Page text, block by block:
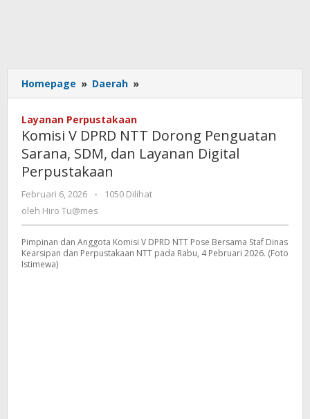
Homepage » Daerah »
V
Dorong
Penguatan
dan
Digital
Perpustakaan
Layanan Perpustakaan
Komisi V DPRD NTT Dorong Penguatan
Sarana, SDM, dan Layanan Digital
Perpustakaan
Februari 6, 2026
oleh
-
1050 Dilihat
oleh Hiro Tu@mes
Pimpinan dan Anggota Komisi V DPRD NTT Pose Bersama Staf Dinas
Kearsipan dan Perpustakaan NTT pada Rabu, 4 Pebruari 2026. (Foto
Istimewa)